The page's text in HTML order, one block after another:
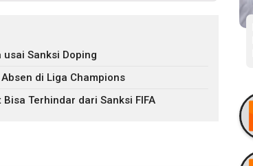
Sanksi Doping
di Liga Champions
Terhindar dari Sanksi FIFA